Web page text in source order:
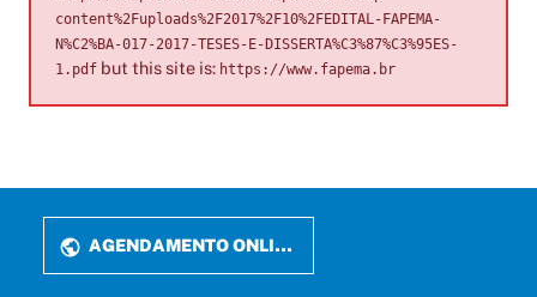
content%2Fuploads%2F2017%2F10%2FEDITAL-FAPEMA-
N%C2%BA-017-2017-TESES-E-DISSERTA%C3%87%C3%95ES-
1.pdf but this site is: https://www.fapema.br
AGENDAMENTO ONLINE